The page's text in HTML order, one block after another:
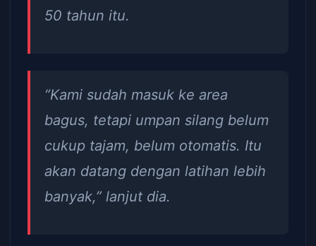
50 tahun itu.
“Kami sudah masuk ke area
bagus, tetapi umpan silang belum
cukup tajam, belum otomatis. Itu
akan datang dengan latihan lebih
banyak,” lanjut dia.